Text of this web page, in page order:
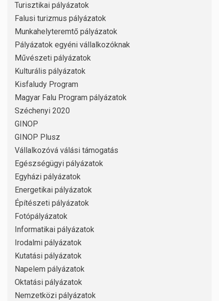
Turisztikai pályázatok
Falusi turizmus pályázatok
Munkahelyteremtő pályázatok
Pályázatok egyéni vállalkozóknak
Művészeti pályázatok
Kulturális pályázatok
Kisfaludy Program
Magyar Falu Program pályázatok
Széchenyi 2020
GINOP
GINOP Plusz
Vállalkozóvá válási támogatás
Egészségügyi pályázatok
Egyházi pályázatok
Energetikai pályázatok
Építészeti pályázatok
Fotópályázatok
Informatikai pályázatok
Irodalmi pályázatok
Kutatási pályázatok
Napelem pályázatok
Oktatási pályázatok
Nemzetközi pályázatok